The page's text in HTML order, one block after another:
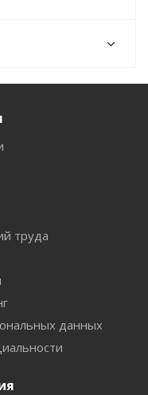
труда
данных